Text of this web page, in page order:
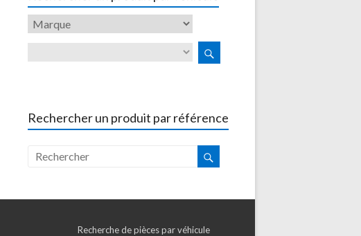
Rechercher un produit par référence
Recherche de pièces par véhicule